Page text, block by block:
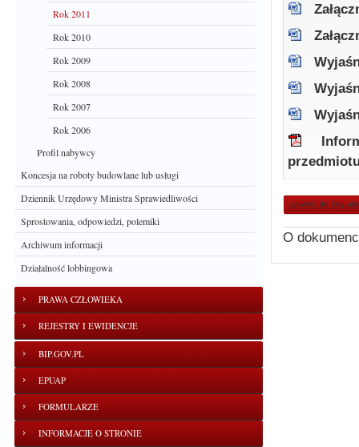
Rok 2011
Rok 2010
Rok 2009
Rok 2008
Rok 2007
Rok 2006
Profil nabywcy
Koncesja na roboty budowlane lub usługi
Dziennik Urzędowy Ministra Sprawiedliwości
Sprostowania, odpowiedzi, polemiki
Archiwum informacji
Działalność lobbingowa
PRAWA CZŁOWIEKA
REJESTRY I EWIDENCJE
BIP.GOV.PL
EPUAP
FORMULARZE
INFORMACJE O STRONIE
powrót do listy
O